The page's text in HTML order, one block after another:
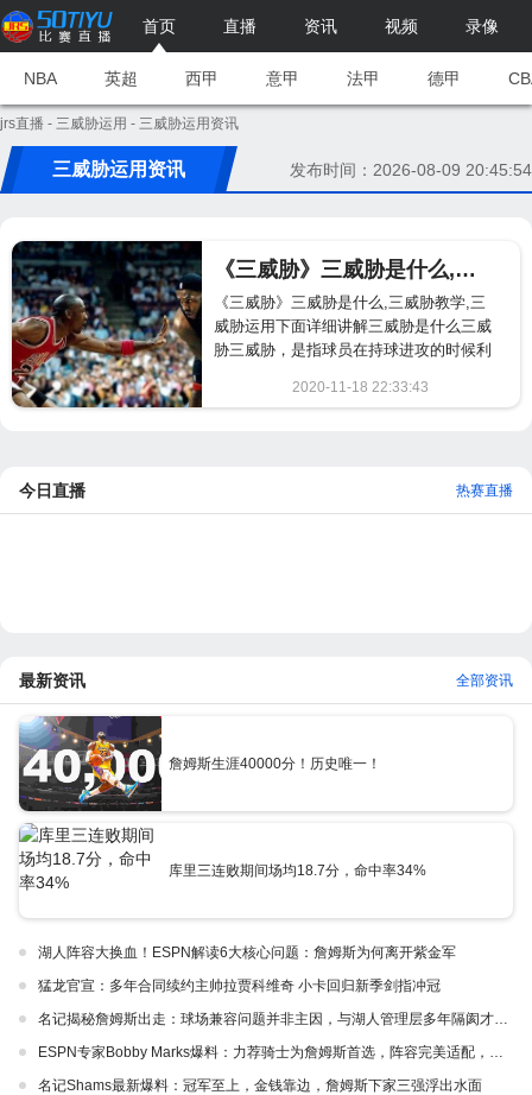
首页 直播 资讯 视频 录像
NBA 英超 西甲 意甲 法甲 德甲
jrs直播 - 三威胁运用 - 三威胁运用资讯
三威胁运用资讯 发布时间：2026-08-09 20:45:54
《三威胁》三威胁是什么,三威胁教学,三威胁运用
《三威胁》三威胁是什么,三威胁教学,三
威胁运用下面详细讲解三威胁是什么三威
胁三威胁，是指球员在持球进攻的时候利
2020-11-18 22:33:43
811
今日直播 热赛直播
最新资讯 全部资讯
詹姆斯生涯40000分！历史唯一！
库里三连败期间场均18.7分，命中率34%
湖人阵容大换血！ESPN解读6大核心问题：詹姆斯为何离开紫金军
猛龙官宣：多年合同续约主帅拉贾科维奇 小卡回归新季剑指冲冠
名记揭秘詹姆斯出走：球场兼容问题并非主因，与湖人管理层多年隔阂才是真正导火索
ESPN专家Bobby Marks爆料：力荐骑士为詹姆斯首选，阵容完美适配，家乡情怀加分
名记Shams最新爆料：冠军至上，金钱靠边，詹姆斯下家三强浮出水面